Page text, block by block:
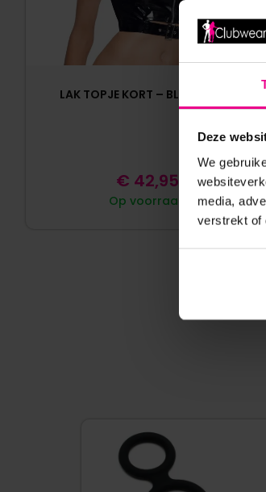
Deze
We
media,
verstrekt of
LAK TOPJE KORT – BLACK LEVEL
Op voorraad
€ 42,95